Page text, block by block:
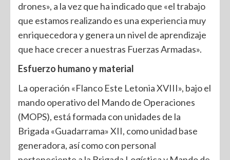
drones», a la vez que ha indicado que «el trabajo
que estamos realizando es una experiencia muy
enriquecedora y genera un nivel de aprendizaje
que hace crecer a nuestras Fuerzas Armadas».
Esfuerzo humano y material
La operación «Flanco Este Letonia XVIII», bajo el
mando operativo del Mando de Operaciones
(MOPS), está formada con unidades de la
Brigada «Guadarrama» XII, como unidad base
generadora, así como con personal